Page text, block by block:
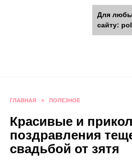
polpoint.ru -
поделки к
ГЛАВНАЯ » ПОЛЕЗНОЕ
Красивые и
поздравления
свадьбой от зятя
Для
сайту: